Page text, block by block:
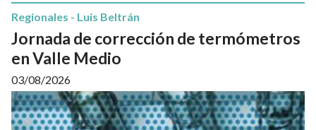
Jornada de corrección de termómetros
en Valle Medio
Regionales - Luis Beltrán
03/08/2026